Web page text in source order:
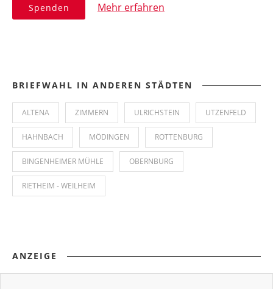
Spenden Mehr erfahren
BRIEFWAHL IN ANDEREN STÄDTEN
ALTENA ZIMMERN ULRICHSTEIN UTZENFELD
HAHNBACH MÖDINGEN ROTTENBURG
BINGENHEIMER MÜHLE OBERNBURG
RIETHEIM - WEILHEIM
ANZEIGE